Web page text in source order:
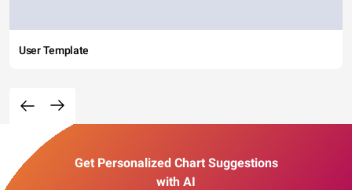
User Template
Get Personalized Chart Suggestions
with AI